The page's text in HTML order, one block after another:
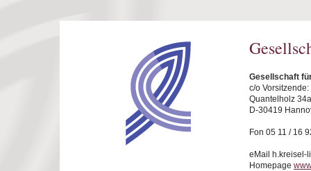
Gesellschaft
c/o
Quantelholz 34a
D-30419
Fon 05 11 / 16
eMail h.kreisel-
Homepage